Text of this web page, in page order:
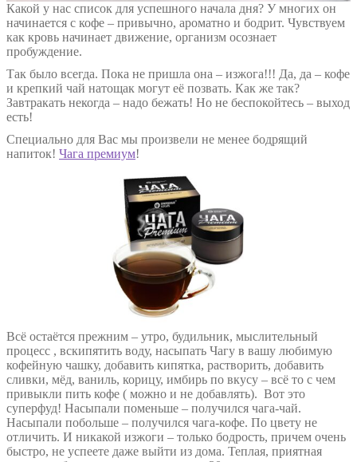
Какой у нас список для успешного начала дня? У многих он
начинается с кофе – привычно, ароматно и бодрит. Чувствуем
как кровь начинает движение, организм осознает
пробуждение.
Так было всегда. Пока не пришла она – изжога!!! Да, да – кофе
и крепкий чай натощак могут её позвать. Как же так?
Завтракать некогда – надо бежать! Но не беспокойтесь – выход
есть!
Специально для Вас мы произвели не менее бодрящий
напиток! Чага премиум!
Всё остаётся прежним – утро, будильник, мыслительный
процесс , вскипятить воду, насыпать Чагу в вашу любимую
кофейную чашку, добавить кипятка, растворить, добавить
сливки, мёд, ваниль, корицу, имбирь по вкусу – всё то с чем
привыкли пить кофе ( можно и не добавлять). Вот это
суперфуд! Насыпали поменьше – получился чага-чай.
Насыпали побольше – получился чага-кофе. По цвету не
отличить. И никакой изжоги – только бодрость, причем очень
быстро, не успеете даже выйти из дома. Теплая, приятная